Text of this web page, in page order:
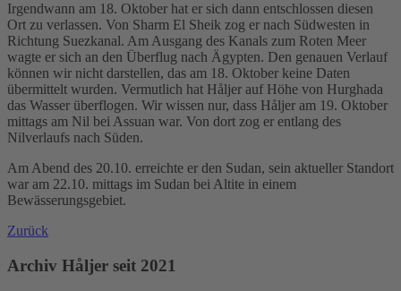
Irgendwann am 18. Oktober hat er sich dann entschlossen diesen
Ort zu verlassen. Von Sharm El Sheik zog er nach Südwesten in
Richtung Suezkanal. Am Ausgang des Kanals zum Roten Meer
wagte er sich an den Überflug nach Ägypten. Den genauen Verlauf
können wir nicht darstellen, das am 18. Oktober keine Daten
übermittelt wurden. Vermutlich hat Håljer auf Höhe von Hurghada
das Wasser überflogen. Wir wissen nur, dass Håljer am 19. Oktober
mittags am Nil bei Assuan war. Von dort zog er entlang des
Nilverlaufs nach Süden.
Am Abend des 20.10. erreichte er den Sudan, sein aktueller Standort
war am 22.10. mittags im Sudan bei Altite in einem
Bewässerungsgebiet.
Zurück
Archiv Håljer seit 2021